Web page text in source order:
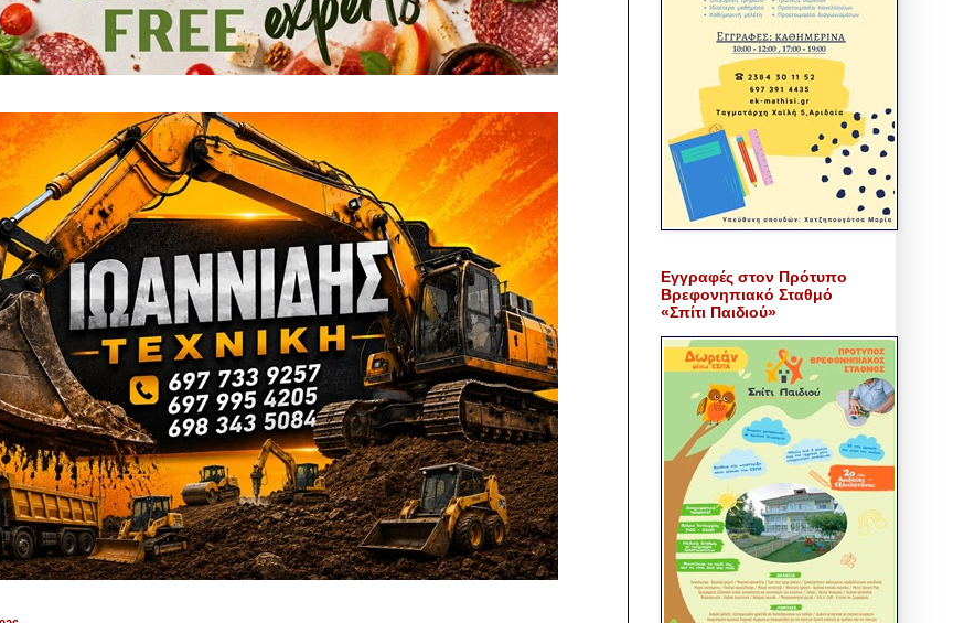
Εγγραφές στον Πρότυπο
Βρεφονηπιακό Σταθμό
«Σπίτι Παιδιού»